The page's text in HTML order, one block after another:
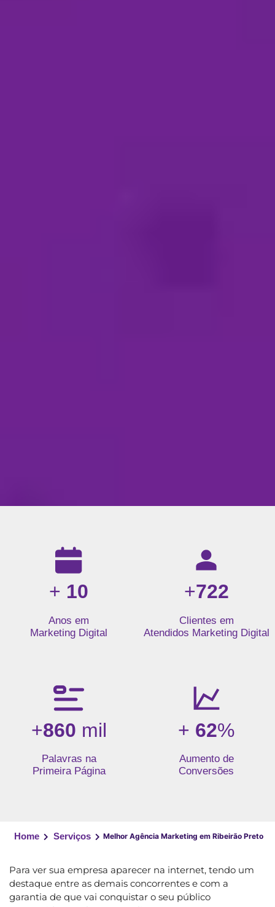
Resultados da nossa agência de marketing digital: mais
+ 10
Anos em
Marketing Digital
+722
Clientes em
Atendidos Marketing Digital
+860 mil
Palavras na
Primeira Página
+ 62%
Aumento de
Conversões
Home Serviços Melhor Agência Marketing em Ribeirão Preto
Para ver sua empresa aparecer na internet, tendo um
destaque entre as demais concorrentes e com a
garantia de que vai conquistar o seu público